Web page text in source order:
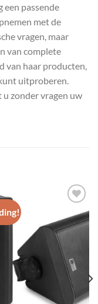
een passende
met de
vragen, maar
van complete
van haar producten,
uitproberen.
zonder vragen uw
Toevoegen
aan
wenslijst